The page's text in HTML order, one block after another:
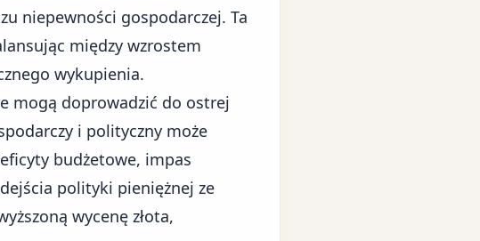
niepewności gospodarczej. Ta
między wzrostem
wykupienia.
mogą doprowadzić do ostrej
i polityczny może
budżetowe, impas
polityki pieniężnej ze
wycenę złota,